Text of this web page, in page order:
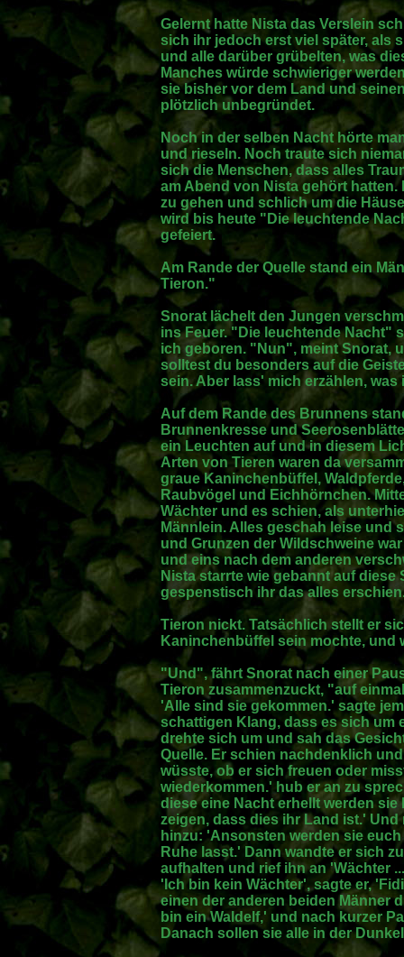
Gelernt hatte Nista das Verslein
sich ihr jedoch erst viel später, als
und alle darüber grübelten, was
Manches würde schwieriger
sie bisher vor dem Land und
plötzlich unbegründet.
Noch in der selben Nacht hörte
und rieseln. Noch traute sich
sich die Menschen, dass alles
am Abend von Nista gehört
zu gehen und schlich um die
wird bis heute "Die leuchtende
gefeiert.
Am Rande der Quelle stand ein
Tieron."
Snorat lächelt den Jungen
ins Feuer. "Die leuchtende Nacht"
ich geboren. "Nun", meint Snorat,
solltest du besonders auf die
sein. Aber lass' mich erzählen,
Auf dem Rande des Brunnens
Brunnenkresse und
ein Leuchten auf und in diesem
Arten von Tieren waren da
graue Kaninchenbüffel,
Raubvögel und Eichhörnchen.
Wächter und es schien, als
Männlein. Alles geschah leise und
und Grunzen der Wildschweine
und eins nach dem anderen
Nista starrte wie gebannt auf
gespenstisch ihr das alles
Tieron nickt. Tatsächlich stellt er
Kaninchenbüffel sein mochte, und
"Und", fährt Snorat nach einer
Tieron zusammenzuckt, "auf
'Alle sind sie gekommen.' sagte
schattigen Klang, dass es sich um
drehte sich um und sah das
Quelle. Er schien nachdenklich
wüsste, ob er sich freuen oder
wiederkommen.' hub er an zu
diese eine Nacht erhellt werden
zeigen, dass dies ihr Land ist.'
hinzu: 'Ansonsten werden sie
Ruhe lasst.' Dann wandte er sich
aufhalten und rief ihn an 'Wächter
'Ich bin kein Wächter', sagte er,
einen der anderen beiden Männer
bin ein Waldelf,' und nach kurzer
Danach sollen sie alle in der